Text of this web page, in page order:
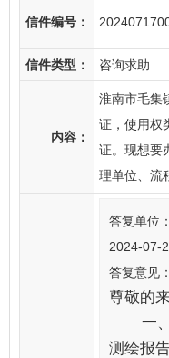
信件编号：
信件类型： 咨询求助
内容：
淮南市毛集
证，使用权
证。现想要
理单位、流
答复单位
2024-07-
答复意见：
尊敬的
一、
测绘报